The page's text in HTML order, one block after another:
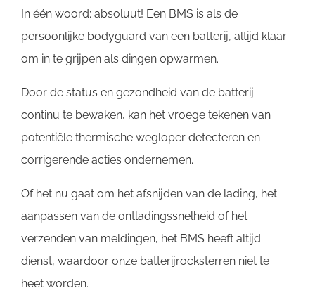
In één woord: absoluut! Een BMS is als de
persoonlijke bodyguard van een batterij, altijd klaar
om in te grijpen als dingen opwarmen.
Door de status en gezondheid van de batterij
continu te bewaken, kan het vroege tekenen van
potentiële thermische wegloper detecteren en
corrigerende acties ondernemen.
Of het nu gaat om het afsnijden van de lading, het
aanpassen van de ontladingssnelheid of het
verzenden van meldingen, het BMS heeft altijd
dienst, waardoor onze batterijrocksterren niet te
heet worden.